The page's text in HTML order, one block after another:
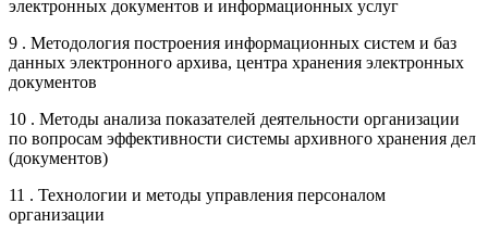
электронных документов и информационных услуг
9 . Методология построения информационных систем и баз
данных электронного архива, центра хранения электронных
документов
10 . Методы анализа показателей деятельности организации
по вопросам эффективности системы архивного хранения дел
(документов)
11 . Технологии и методы управления персоналом
организации